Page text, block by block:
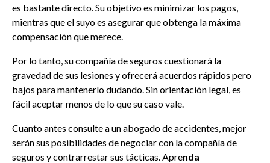
es bastante directo. Su objetivo es minimizar los pagos,
mientras que el suyo es asegurar que obtenga la máxima
compensación que merece.
Por lo tanto, su compañía de seguros cuestionará la
gravedad de sus lesiones y ofrecerá acuerdos rápidos pero
bajos para mantenerlo dudando. Sin orientación legal, es
fácil aceptar menos de lo que su caso vale.
Cuanto antes consulte a un abogado de accidentes, mejor
serán sus posibilidades de negociar con la compañía de
seguros y contrarrestar sus tácticas. Aprenda